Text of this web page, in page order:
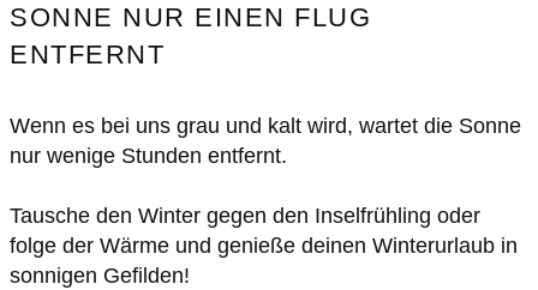
SONNE NUR EINEN FLUG
ENTFERNT
Wenn es bei uns grau und kalt wird, wartet die Sonne
nur wenige Stunden entfernt.
Tausche den Winter gegen den Inselfrühling oder
folge der Wärme und genieße deinen Winterurlaub in
sonnigen Gefilden!